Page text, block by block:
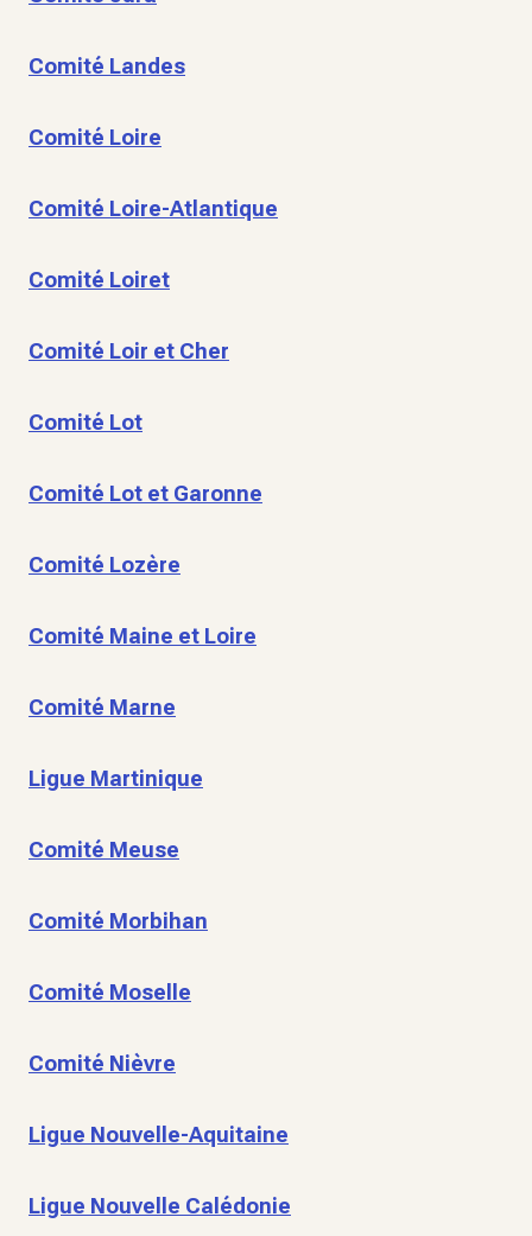
Comité Landes
Comité Loire
Comité Loire-Atlantique
Comité Loiret
Comité Loir et Cher
Comité Lot
Comité Lot et Garonne
Comité Lozère
Comité Maine et Loire
Comité Marne
Ligue Martinique
Comité Meuse
Comité Morbihan
Comité Moselle
Comité Nièvre
Ligue Nouvelle-Aquitaine
Ligue Nouvelle Calédonie